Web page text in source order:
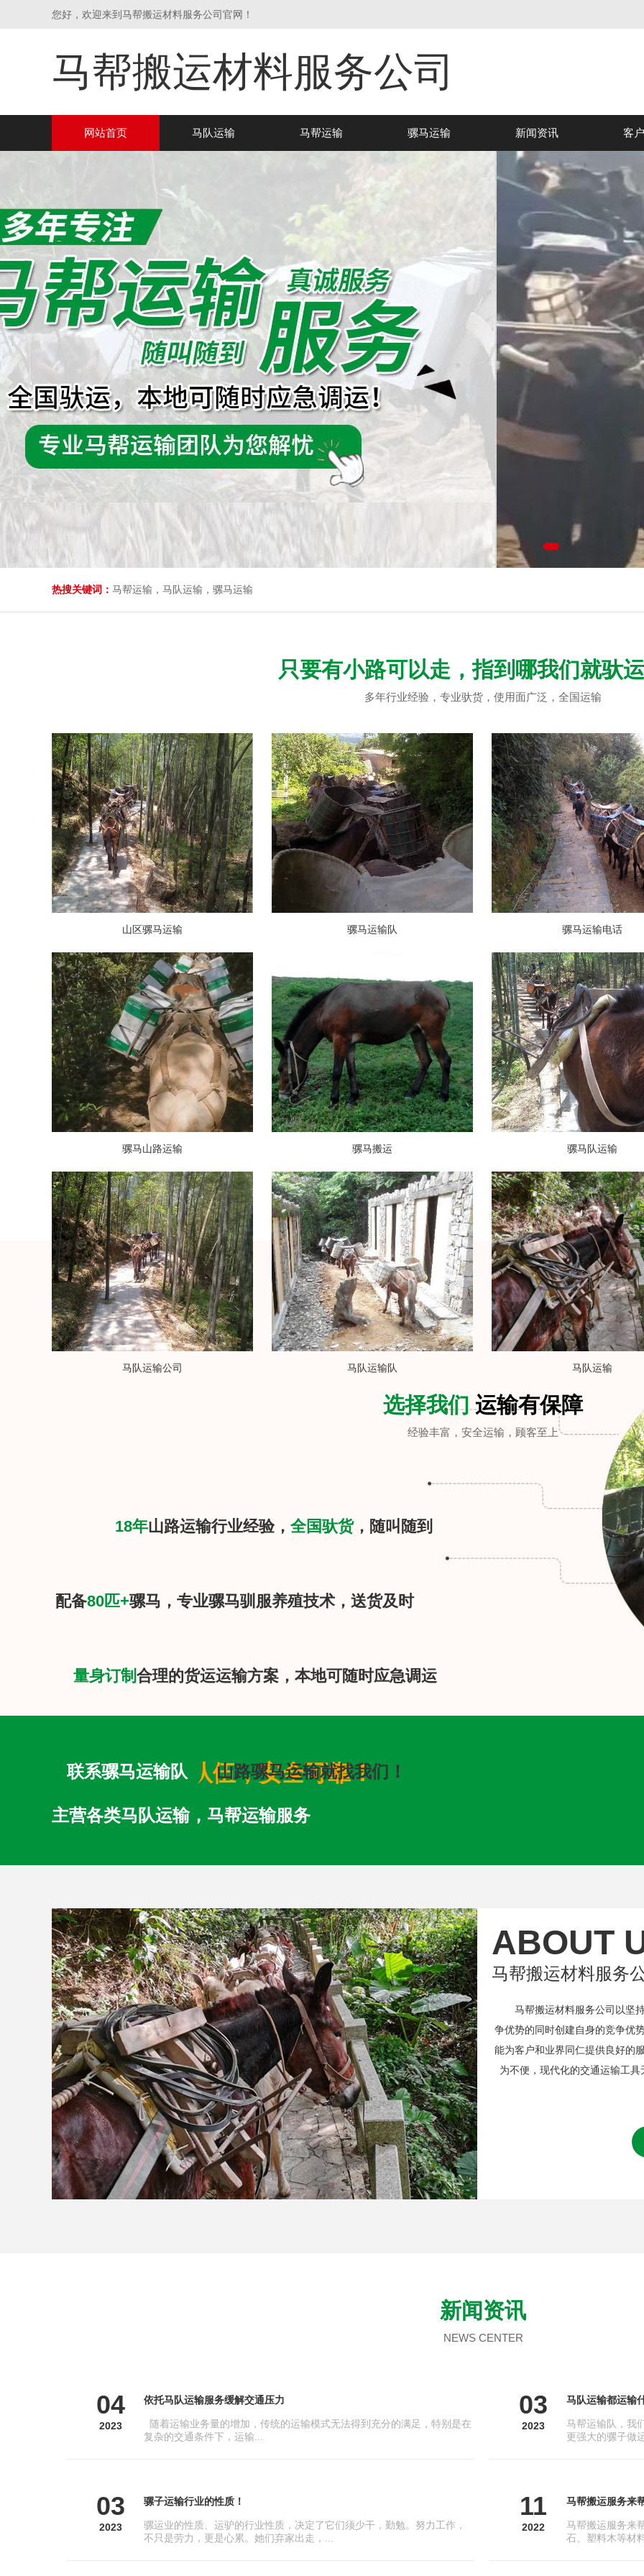
您好，欢迎来到马帮搬运材料服务公司官网！
马帮搬运材料服务公司
网站首页 马队运输 马帮运输 骡马运输 新闻资讯 客
热搜关键词： 马帮运输，马队运输，骡马运输
只要有小路可以走，指到哪我们就驮
多年行业经验，专业驮货，使用面广泛，全国运输
山区骡马运输 骡马运输队 骡马运输电话
骡马山路运输 骡马搬运 骡马队运输
马队运输公司 马队运输队 马队运输
选择我们运输有保障
经验丰富，安全运输，顾客至上
18年山路运输行业经验， 全国驮货，随叫随到
配备80匹+骡马，专业骡马驯服养殖技术，送货及时
量身订制 合理的货运运输方案，本地可随时应急调运
联系骡马运输队 山路骡马运输就找我们！
专业马队运输队伍，安全可靠！
主营各类马队运输，马帮运输服务
ABOUT
马帮搬运材料服务
马帮搬运材料服务公司以坚持
争优势的同时创建自身的竞争优
能为客户和业界同仁提供良好的
为不便，现代化的交通运输工
新闻资讯
NEWS CENTER
04
2023
依托马队运输服务缓解交通压力
随着运输业务量的增加，传统的运输模式无法得到充分的满足，特别是在
复杂的交通条件下，运输...
03
2023
马队运输都运输
马帮运输队，我
更强大的骡子做
03
2023
骡子运输行业的性质！
骡运业的性质、运驴的行业性质，决定了它们须少干，勤勉。努力工作，
不只是劳力，更是心累。她们弃家出走，...
11
2022
马帮搬运服务来
马帮搬运服务来
石、塑料木等材